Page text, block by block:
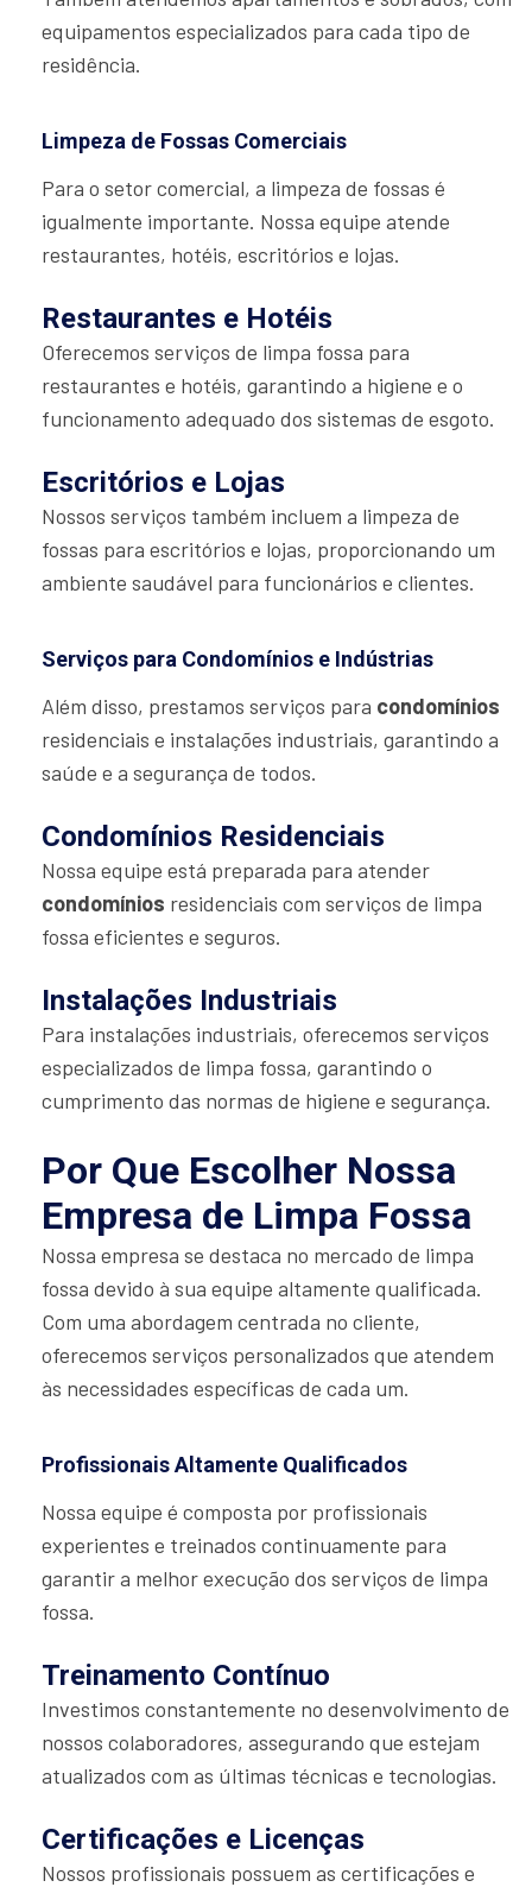
equipamentos especializados para cada tipo de
residência.
Limpeza de Fossas Comerciais
Para o setor comercial, a limpeza de fossas é
igualmente importante. Nossa equipe atende
restaurantes, hotéis, escritórios e lojas.
Restaurantes e Hotéis
Oferecemos serviços de limpa fossa para
restaurantes e hotéis, garantindo a higiene e o
funcionamento adequado dos sistemas de esgoto.
Escritórios e Lojas
Nossos serviços também incluem a limpeza de
fossas para escritórios e lojas, proporcionando um
ambiente saudável para funcionários e clientes.
Serviços para Condomínios e Indústrias
Além disso, prestamos serviços para condomínios
residenciais e instalações industriais, garantindo a
saúde e a segurança de todos.
Condomínios Residenciais
Nossa equipe está preparada para atender
condomínios residenciais com serviços de limpa
fossa eficientes e seguros.
Instalações Industriais
Para instalações industriais, oferecemos serviços
especializados de limpa fossa, garantindo o
cumprimento das normas de higiene e segurança.
Por Que Escolher Nossa
Empresa de Limpa Fossa
Nossa empresa se destaca no mercado de limpa
fossa devido à sua equipe altamente qualificada.
Com uma abordagem centrada no cliente,
oferecemos serviços personalizados que atendem
às necessidades específicas de cada um.
Profissionais Altamente Qualificados
Nossa equipe é composta por profissionais
experientes e treinados continuamente para
garantir a melhor execução dos serviços de limpa
fossa.
Treinamento Contínuo
Investimos constantemente no desenvolvimento de
nossos colaboradores, assegurando que estejam
atualizados com as últimas técnicas e tecnologias.
Certificações e Licenças
Nossos profissionais possuem as certificações e